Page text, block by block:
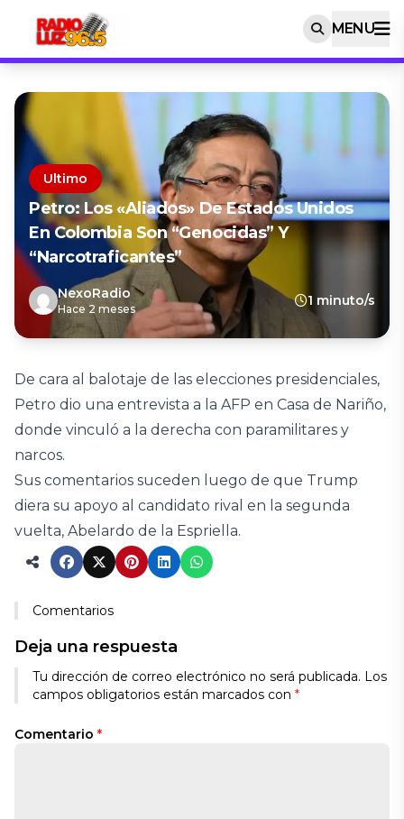
MENU
Ultimo
Petro: Los «aliados» De Estados Unidos
En Colombia Son “genocidas” Y
“narcotraficantes”
NexoRadio
Hace 2 meses
1 minuto/s
De cara al balotaje de las elecciones presidenciales,
Petro dio una entrevista a la AFP en Casa de Nariño,
donde vinculó a la derecha con paramilitares y
narcos.
Sus comentarios suceden luego de que Trump
diera su apoyo al candidato rival en la segunda
vuelta, Abelardo de la Espriella.
Comentarios
Deja una respuesta
Tu dirección de correo electrónico no será publicada. Los
campos obligatorios están marcados con *
Comentario *